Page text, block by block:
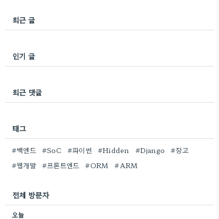
최근 글
인기 글
최근 댓글
태그
#백엔드 #SoC #파이썬 #Hidden #Django
#장고
#웹개발
#프론트엔드 #ORM #ARM
전체 방문자
오늘